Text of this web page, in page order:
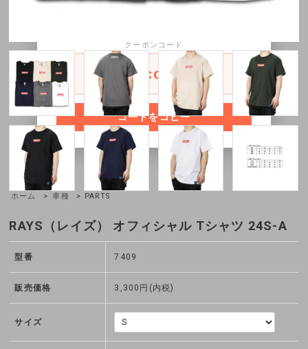
ホーム > 車種 > PARTS
RAYS（レイズ） オフィシャル Tシャツ 24S-A
型番 7409
販売価格 3,300円(内税)
サイズ
30,000円以上お買い上げ1,200円OFFクー
クーポンコード
onescoupon
コードをコピー